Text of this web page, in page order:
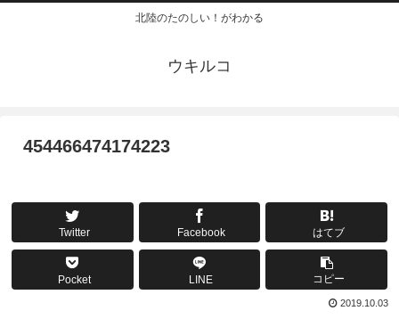
北陸のたのしい！がわかる
ウキルコ
454466474174223
Twitter Facebook はてブ
Pocket LINE コピー
2019.10.03